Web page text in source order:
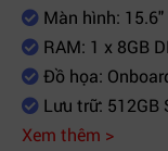
Số cổng lưu trữ tối
Kiểu khe M.2 hỗ
Cổng xuất hình
Màn hình:
RAM: 1 x 8GB
Đồ họa:
Lưu trữ: 512GB
Xem thêm >